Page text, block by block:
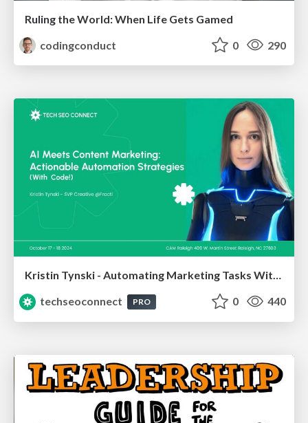
Ruling the World: When Life Gets Gamed
codingconduct
0 290
Kristin Tynski - Automating Marketing Tasks With AI
techseoconnect
PRO 0 440